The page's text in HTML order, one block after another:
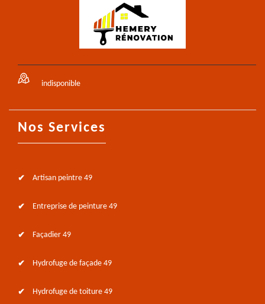
indisponible
Nos Services
Artisan peintre 49
Entreprise de peinture 49
Façadier 49
Hydrofuge de façade 49
Hydrofuge de toiture 49